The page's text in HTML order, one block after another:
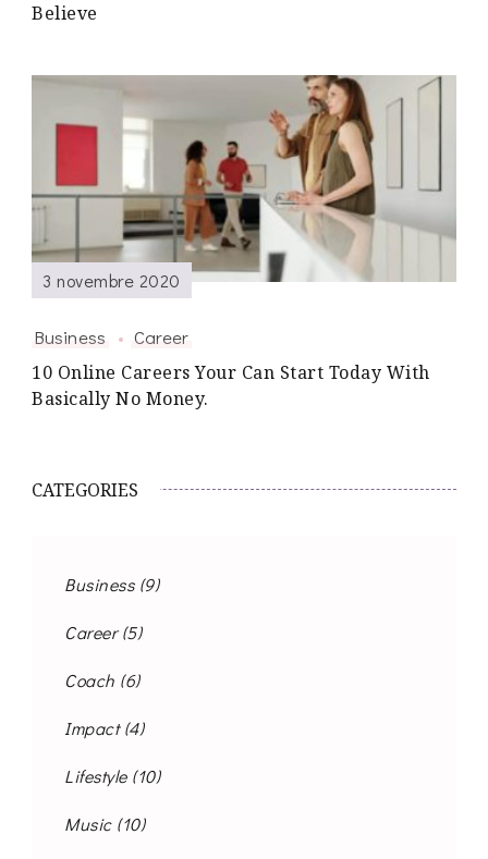
Believe
Business
Career
10 Online Careers Your Can Start Today With
Basically No Money.
3 novembre 2020
CATEGORIES
Business(9)
Career(5)
Coach (6)
Impact(4)
Lifestyle(10)
Music(10)